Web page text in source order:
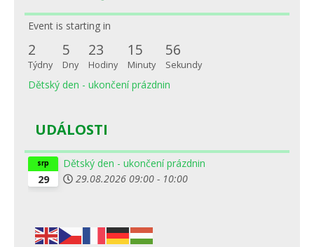
Event is starting in
2
Týdny
5
Dny
23
Hodiny
15
Minuty
55
Sekundy
Dětský den - ukončení prázdnin
UDÁLOSTI
29
srp
Dětský den - ukončení prázdnin
29.08.2026 09:00 - 10:00